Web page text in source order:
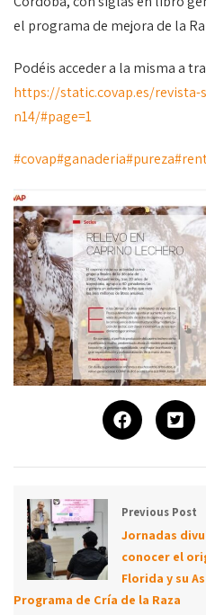
el programa de mejora de la
Podéis acceder a la misma a
https://static.covap.es/revista-
n14/#page=1
#covap#ganaderia#pureza
Previous Post
Jornadas
conocer el
Florida y su
Programa de Cría de la Raza